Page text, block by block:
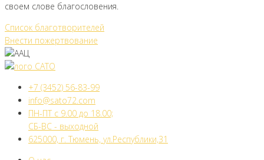
своем слове благословения.
Список благотворителей
Внести пожертвование
+7 (3452) 56-83-99
info@sato72.com
ПН-ПТ с 9.00 до 18.00;
СБ-ВС - выходной
625000, г. Тюмень, ул.Республики,31